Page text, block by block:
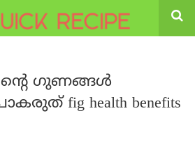
ഗുണങ്ങൾ
fig health benefits